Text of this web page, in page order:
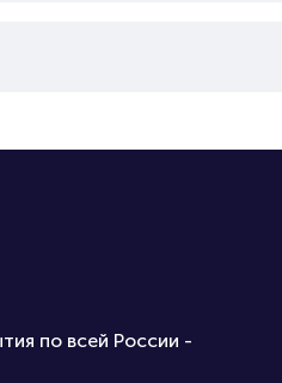
по всей России -